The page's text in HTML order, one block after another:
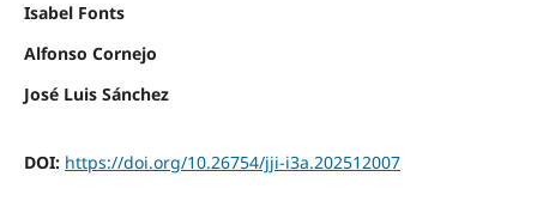
Isabel Fonts
Alfonso Cornejo
José Luis Sánchez
DOI: https://doi.org/10.26754/jji-i3a.202512007